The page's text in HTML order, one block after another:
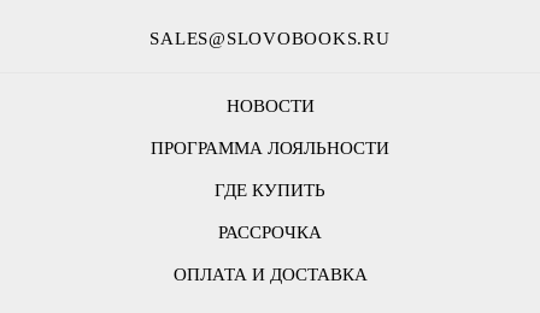
НОВОСТИ
ПРОГРАММА ЛОЯЛЬНОСТИ
ГДЕ КУПИТЬ
РАССРОЧКА
ОПЛАТА И ДОСТАВКА
SALES@SLOVOBOOKS.RU